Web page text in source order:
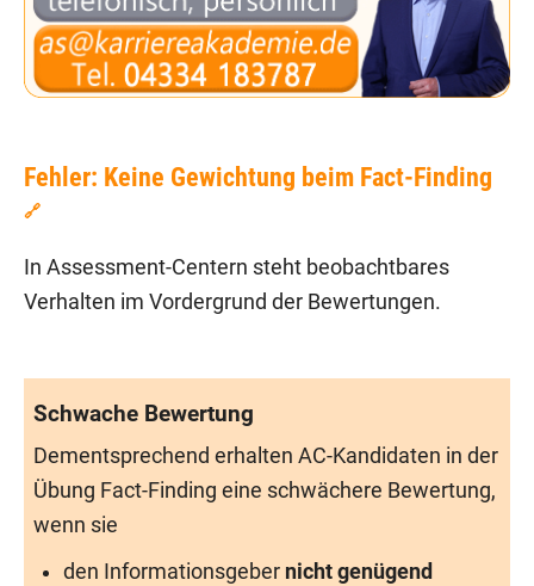
Fehler: Keine Gewichtung beim Fact-Finding
🔗
In Assessment-Centern steht beobachtbares
Verhalten im Vordergrund der Bewertungen.
Schwache Bewertung
Dementsprechend erhalten AC-Kandidaten in der
Übung Fact-Finding eine schwächere Bewertung,
wenn sie
den Informationsgeber nicht genügend